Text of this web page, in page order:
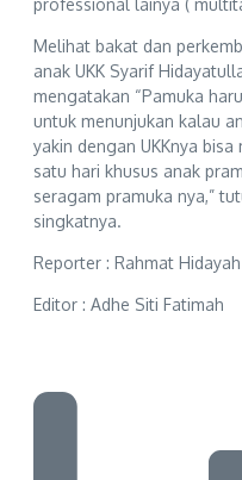
professional lainya (
Melihat bakat dan
anak UKK Syarif
mengatakan “Pamuka
untuk menunjukan kalau
yakin dengan UKKnya
satu hari khusus anak
seragam pramuka nya,”
singkatnya.
Reporter : Rahmat Hidayah
Editor : Adhe Siti Fatimah